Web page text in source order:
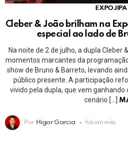
EXPOJIPA
Cleber & João brilham na
especial ao lado de
Na noite de 2 de julho, a dupla Cleber
momentos marcantes da
show de Bruno & Barreto, levando
público presente. A participação
vivido pela dupla, que vem
cenário […]
Por Higor Garcia há um mês